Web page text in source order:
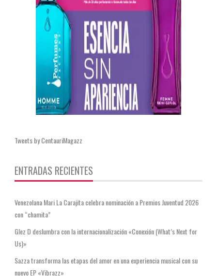
Tweets by CentauriMagazz
ENTRADAS RECIENTES
Venezolana Mari La Carajita celebra nominación a Premios Juventud 2026
con “chamita”
Glez D deslumbra con la internacionalización «Conexión (What’s Next for
Us)»
Sazza transforma las etapas del amor en una experiencia musical con su
nuevo EP «Vibrazz»